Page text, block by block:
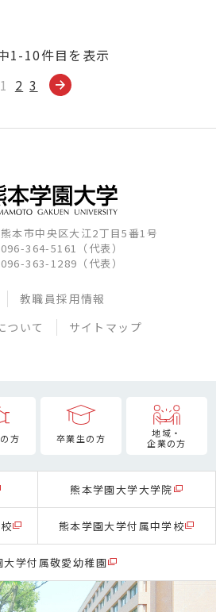
1-10件目を表示
1 2 3
本市中央区大江2丁目5番1号
364-5161（代表）
363-1289（代表）
教職員採用情報
ついて
サイトマップ
方 卒業生の方
地域・
企業の方
熊本学園大学大学院
熊本学園大学付属中学校
大学付属敬愛幼稚園